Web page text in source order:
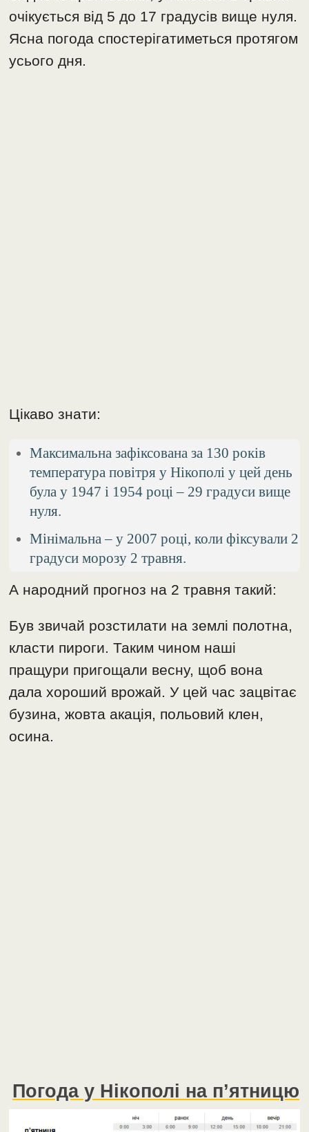
очікується від 5 до 17 градусів вище нуля.
Ясна погода спостерігатиметься протягом
усього дня.
Цікаво знати:
Максимальна зафіксована за 130 років
температура повітря у Нікополі у цей день
була у 1947 і 1954 році – 29 градуси вище
нуля.
Мінімальна – у 2007 році, коли фіксували 2
градуси морозу 2 травня.
А народний прогноз на 2 травня такий:
Був звичай розстилати на землі полотна,
класти пироги. Таким чином наші
пращури пригощали весну, щоб вона
дала хороший врожай. У цей час зацвітає
бузина, жовта акація, польовий клен,
осина.
Погода у Нікополі на п’ятницю